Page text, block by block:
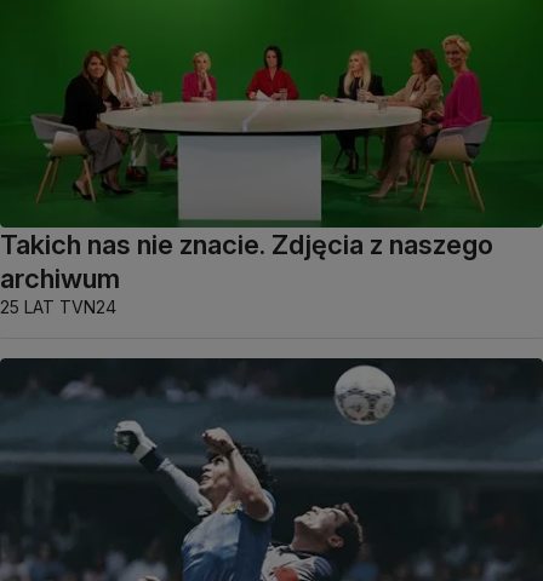
Takich nas nie znacie. Zdjęcia z naszego
archiwum
25 LAT TVN24